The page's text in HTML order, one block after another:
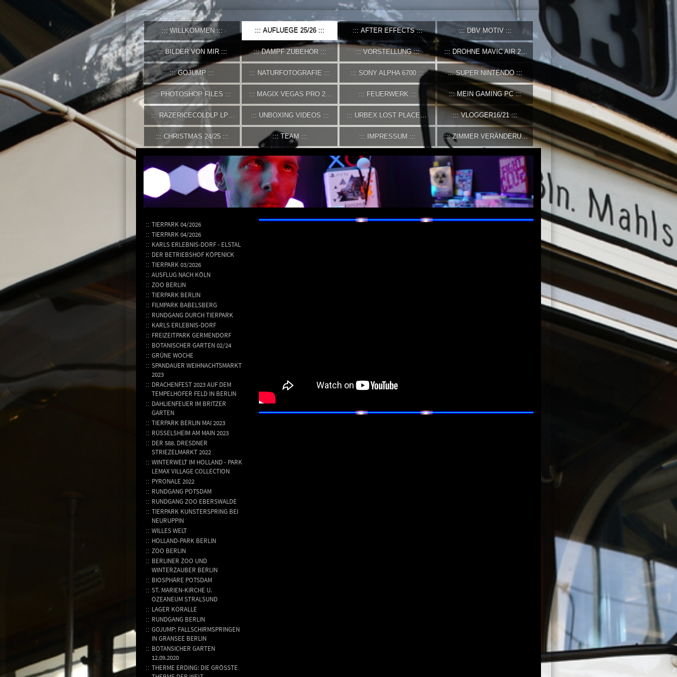
WILLKOMMEN AUFLUEGE 25/26 AFTER EFFECTS DBV MOTIV
BILDER VON MIR DAMPF ZUBEHÖR VORSTELLUNG DROHNE MAVIC AIR 2
GOJUMP NATURFOTOGRAFIE SONY ALPHA 6700 SUPER NINTENDO
PHOTOSHOP FILES MAGIX VEGAS PRO 21 FEUERWERK MEIN GAMING PC
RAZERICECOLDLP LP UNBOXING VIDEOS URBEX LOST PLACES VLOGGER16/21
CHRISTMAS 24/25 TEAM IMPRESSUM ZIMMER VERÄNDERUNG 2023
TIERPARK 04/2026
TIERPARK 04/2026
KARLS ERLEBNIS-DORF - ELSTAL
DER BETRIEBSHOF KÖPENICK
TIERPARK 03/2026
AUSFLUG NACH KÖLN
ZOO BERLIN
TIERPARK BERLIN
FILMPARK BABELSBERG
RUNDGANG DURCH TIERPARK
KARLS ERLEBNIS-DORF
FREIZEITPARK GERMENDORF
BOTANISCHER GARTEN 02/24
GRÜNE WOCHE
SPANDAUER WEIHNACHTSMARKT
2023
DRACHENFEST 2023 AUF DEM
TEMPELHOFER FELD IN BERLIN
DAHLIENFEUER IM BRITZER
GARTEN
TIERPARK BERLIN MAI 2023
RÜSSELSHEIM AM MAIN 2023
DER 588. DRESDNER
STRIEZELMARKT 2022
WINTERWELT IM HOLLAND - PARK
LEMAX VILLAGE COLLECTION
PYRONALE 2022
RUNDGANG POTSDAM
RUNDGANG ZOO EBERSWALDE
TIERPARK KUNSTERSPRING BEI
NEURUPPIN
WILLES WELT
HOLLAND-PARK BERLIN
ZOO BERLIN
BERLINER ZOO UND
WINTERZAUBER BERLIN
BIOSPHÄRE POTSDAM
ST. MARIEN-KIRCHE U.
OZEANEUM STRALSUND
LAGER KORALLE
RUNDGANG BERLIN
GOJUMP: FALLSCHIRMSPRINGEN
IN GRANSEE BERLIN
BOTANSICHER GARTEN
12.09.2020
THERME ERDING: DIE GRÖSSTE T